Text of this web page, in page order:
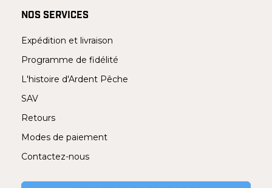
NOS SERVICES
Expédition et livraison
Programme de fidélité
L'histoire d'Ardent Pêche
SAV
Retours
Modes de paiement
Contactez-nous